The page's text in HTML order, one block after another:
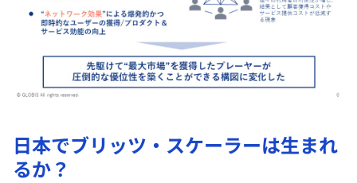
日本でブリッツ・スケーラーは生まれ
るか？